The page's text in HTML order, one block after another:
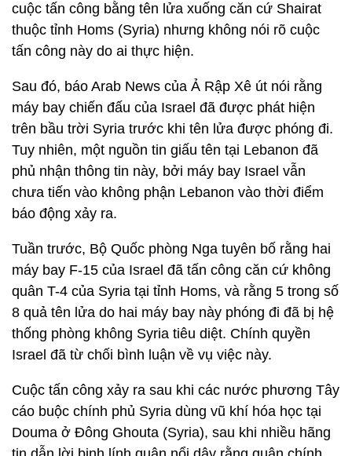
cuộc tấn công bằng tên lửa xuống căn cứ Shairat
thuộc tỉnh Homs (Syria) nhưng không nói rõ cuộc
tấn công này do ai thực hiện.
Sau đó, báo Arab News của Ả Rập Xê út nói rằng
máy bay chiến đấu của Israel đã được phát hiện
trên bầu trời Syria trước khi tên lửa được phóng đi.
Tuy nhiên, một nguồn tin giấu tên tại Lebanon đã
phủ nhận thông tin này, bởi máy bay Israel vẫn
chưa tiến vào không phận Lebanon vào thời điểm
báo động xảy ra.
Tuần trước, Bộ Quốc phòng Nga tuyên bố rằng hai
máy bay F-15 của Israel đã tấn công căn cứ không
quân T-4 của Syria tại tỉnh Homs, và rằng 5 trong số
8 quả tên lửa do hai máy bay này phóng đi đã bị hệ
thống phòng không Syria tiêu diệt. Chính quyền
Israel đã từ chối bình luận về vụ việc này.
Cuộc tấn công xảy ra sau khi các nước phương Tây
cáo buộc chính phủ Syria dùng vũ khí hóa học tại
Douma ở Đông Ghouta (Syria), sau khi nhiều hãng